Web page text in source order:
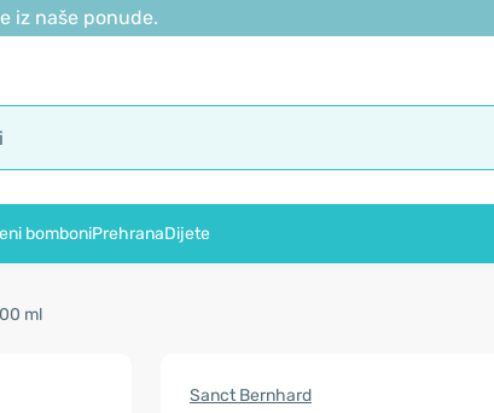
iz naše ponude.
bomboniPrehranaDijete
ml
Sanct Bernhard